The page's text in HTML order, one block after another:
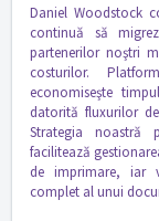
Daniel Woodstock
continuă să
partenerilor noştri
costurilor.
economiseşte
datorită fluxurilor
Strategia noastră
facilitează
de imprimare, iar
complet al unui